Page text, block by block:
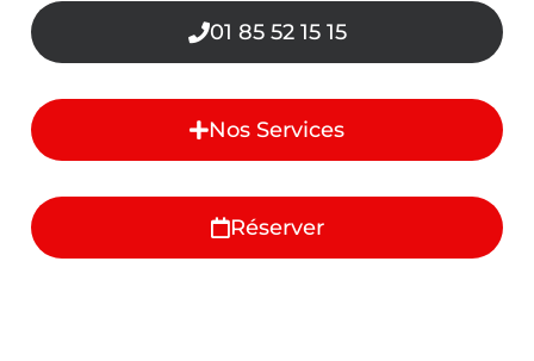
01 85 52 15 15
Nos Services
Réserver